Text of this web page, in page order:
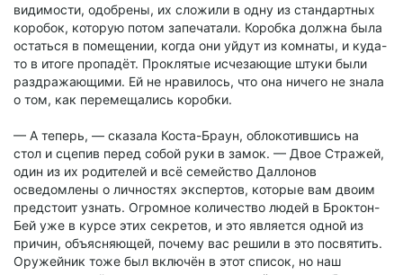
видимости, одобрены, их сложили в одну из стандартных
коробок, которую потом запечатали. Коробка должна была
остаться в помещении, когда они уйдут из комнаты, и куда-
то в итоге пропадёт. Проклятые исчезающие штуки были
раздражающими. Ей не нравилось, что она ничего не знала
о том, как перемещались коробки.
— А теперь, — сказала Коста-Браун, облокотившись на
стол и сцепив перед собой руки в замок. — Двое Стражей,
один из их родителей и всё семейство Даллонов
осведомлены о личностях экспертов, которые вам двоим
предстоит узнать. Огромное количество людей в Броктон-
Бей уже в курсе этих секретов, и это является одной из
причин, объясняющей, почему вас решили в это посвятить.
Оружейник тоже был включён в этот список, но наш